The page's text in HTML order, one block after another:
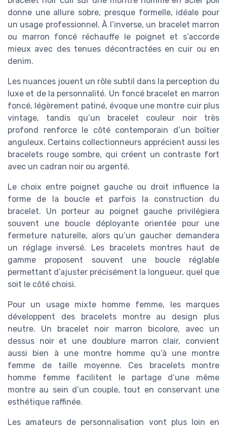
donne une allure sobre, presque formelle, idéale pour
un usage professionnel. À l’inverse, un bracelet marron
ou marron foncé réchauffe le poignet et s’accorde
mieux avec des tenues décontractées en cuir ou en
denim.
Les nuances jouent un rôle subtil dans la perception du
luxe et de la personnalité. Un foncé bracelet en marron
foncé, légèrement patiné, évoque une montre cuir plus
vintage, tandis qu’un bracelet couleur noir très
profond renforce le côté contemporain d’un boîtier
anguleux. Certains collectionneurs apprécient aussi les
bracelets rouge sombre, qui créent un contraste fort
avec un cadran noir ou argenté.
Le choix entre poignet gauche ou droit influence la
forme de la boucle et parfois la construction du
bracelet. Un porteur au poignet gauche privilégiera
souvent une boucle déployante orientée pour une
fermeture naturelle, alors qu’un gaucher demandera
un réglage inversé. Les bracelets montres haut de
gamme proposent souvent une boucle réglable
permettant d’ajuster précisément la longueur, quel que
soit le côté choisi.
Pour un usage mixte homme femme, les marques
développent des bracelets montre au design plus
neutre. Un bracelet noir marron bicolore, avec un
dessus noir et une doublure marron clair, convient
aussi bien à une montre homme qu’à une montre
femme de taille moyenne. Ces bracelets montre
homme femme facilitent le partage d’une même
montre au sein d’un couple, tout en conservant une
esthétique raffinée.
Les amateurs de personnalisation vont plus loin en